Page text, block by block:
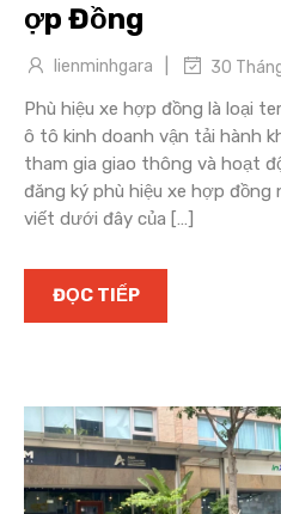
ợp Đồng
lienminhgara 30
Phù hiệu xe hợp đồng là loại
ô tô kinh doanh vận tải hành
tham gia giao thông và hoạt
đăng ký phù hiệu xe hợp
viết dưới đây của […]
ĐỌC TIẾP